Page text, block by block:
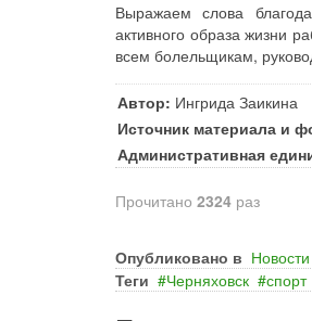
Выражаем слова
активного образа жизни
всем болельщикам,
Автор: Ингрида Заикина
Источник материала и
Административная
Прочитано 2324 раз
Опубликовано в
Теги
Черняховск спорт